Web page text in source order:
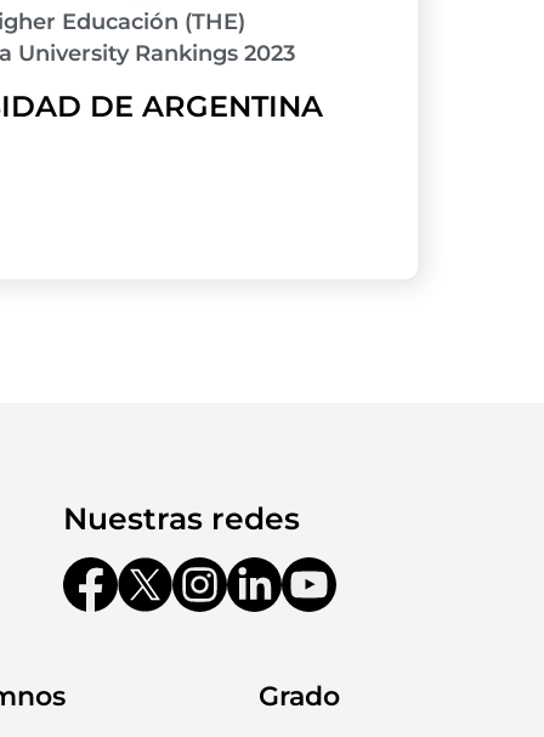
Educación (THE)
University Rankings 2023
DE ARGENTINA
Nuestras redes
Grado